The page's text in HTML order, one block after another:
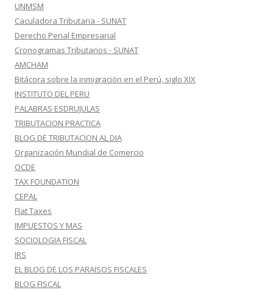
UNMSM
Caculadora Tributaria - SUNAT
Derecho Penal Empresarial
Cronogramas Tributarios - SUNAT
AMCHAM
Bitácora sobre la inmigración en el Perú, siglo XIX
INSTITUTO DEL PERU
PALABRAS ESDRUJULAS
TRIBUTACION PRACTICA
BLOG DE TRIBUTACION AL DIA
Organización Mundial de Comercio
OCDE
TAX FOUNDATION
CEPAL
Flat Taxes
IMPUESTOS Y MAS
SOCIOLOGIA FISCAL
IRS
EL BLOG DE LOS PARAISOS FISCALES
BLOG FISCAL